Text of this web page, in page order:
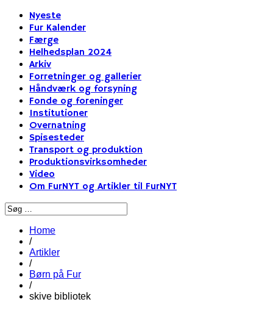
Nyeste
Fur Kalender
Færge
Helhedsplan 2024
Arkiv
Forretninger og gallerier
Håndværk og forsyning
Fonde og foreninger
Institutioner
Overnatning
Spisesteder
Transport og produktion
Produktionsvirksomheder
Video
Om FurNYT og Artikler til FurNYT
Home
/
Artikler
/
Børn på Fur
/
skive bibliotek